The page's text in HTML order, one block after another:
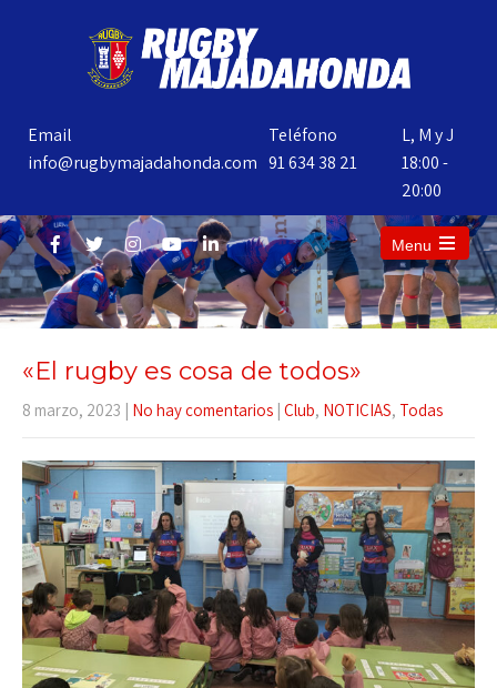
Email
info@rugbymajadahonda.com
Teléfono
91 634 38 21
L, M y J
18:00 -
20:00
Menu
«El rugby es cosa de todos»
8 marzo, 2023 | No hay comentarios | Club, NOTICIAS, Todas